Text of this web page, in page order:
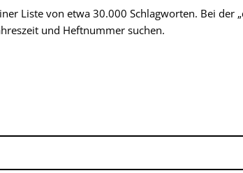
Liste von etwa 30.000 Schlagworten. Bei der
und Heftnummer suchen.